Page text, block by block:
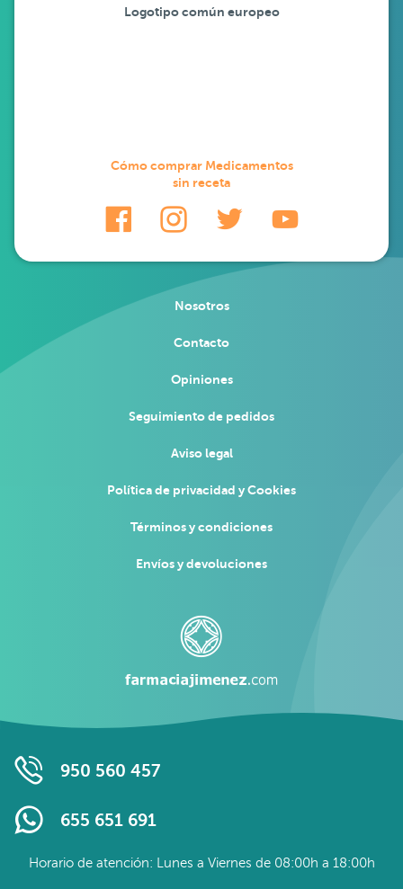
Logotipo común europeo
Cómo comprar Medicamentos
sin receta
Nosotros
Contacto
Opiniones
Seguimiento de pedidos
Aviso legal
Política de privacidad y Cookies
Términos y condiciones
Envíos y devoluciones
950 560 457
655 651 691
Horario de atención: Lunes a Viernes de 08:00h a 18:00h